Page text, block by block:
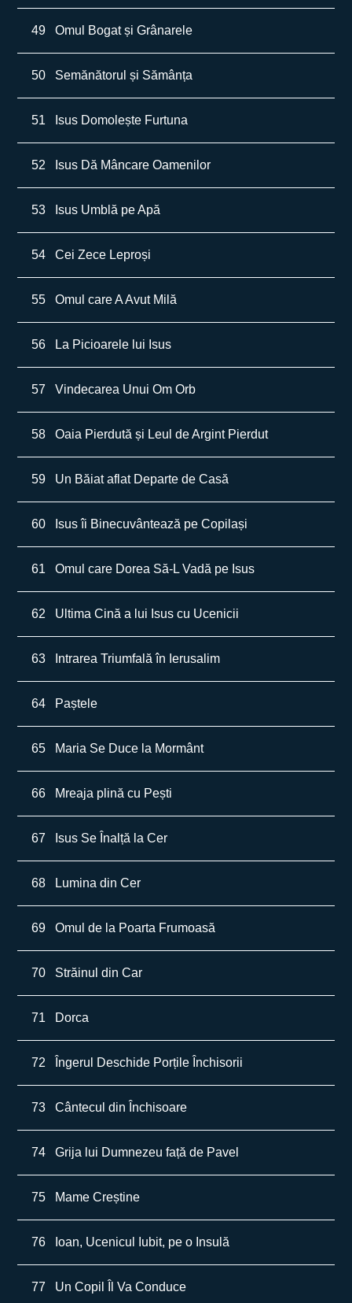
49 Omul Bogat și Grânarele
50 Semănătorul și Sămânța
51 Isus Domolește Furtuna
52 Isus Dă Mâncare Oamenilor
53 Isus Umblă pe Apă
54 Cei Zece Leproși
55 Omul care A Avut Milă
56 La Picioarele lui Isus
57 Vindecarea Unui Om Orb
58 Oaia Pierdută și Leul de Argint Pierdut
59 Un Băiat aflat Departe de Casă
60 Isus îi Binecuvântează pe Copilași
61 Omul care Dorea Să-L Vadă pe Isus
62 Ultima Cină a lui Isus cu Ucenicii
63 Intrarea Triumfală în Ierusalim
64 Paștele
65 Maria Se Duce la Mormânt
66 Mreaja plină cu Pești
67 Isus Se Înalță la Cer
68 Lumina din Cer
69 Omul de la Poarta Frumoasă
70 Străinul din Car
71 Dorca
72 Îngerul Deschide Porțile Închisorii
73 Cântecul din Închisoare
74 Grija lui Dumnezeu față de Pavel
75 Mame Creștine
76 Ioan, Ucenicul Iubit, pe o Insulă
77 Un Copil Îl Va Conduce